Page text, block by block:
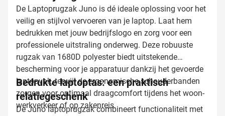
De Laptoprugzak Juno is dé ideale oplossing voor het
veilig en stijlvol vervoeren van je laptop. Laat hem
bedrukken met jouw bedrijfslogo en zorg voor een
professionele uitstraling onderweg. Deze robuuste
rugzak van 1680D polyester biedt uitstekende
bescherming voor je apparatuur dankzij het gevoerde
laptopvak, terwijl de ergonomische schouderbanden
zorgen voor optimaal draagcomfort tijdens het woon-
werkverkeer of op zakenreis.
Bedrukte laptoptas: een praktisch
relatiegeschenk
De Juno laptoprugzak combineert functionaliteit met